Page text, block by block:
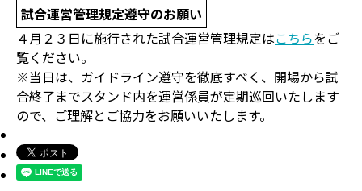
試合運営管理規定遵守のお願い
４月２３日に施行された試合運営管理規定はこちらをご
覧ください。
※当日は、ガイドライン遵守を徹底すべく、開場から試
合終了までスタンド内を運営係員が定期巡回いたします
ので、ご理解とご協力をお願いいたします。